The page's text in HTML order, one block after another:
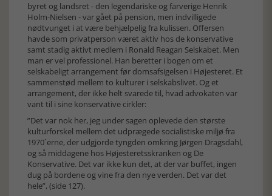
byret og landsret - den legendariske og farverige Henrik
Holm-Nielsen - var gået på pension, men indvilligede
nødtvunget i at være behjælpelig fra kulissen. Offersen
havde som privatperson været aktiv hos de konservative
samt stadig aktivt medlem i Ronald Reagan Selskabet. Men
man er vel professionel. Han beretter i bogen om et
selskabeligt arrangement før domsafsigelsen i Højesteret. Et
sammenstød mellem to kulturer i selskabslivet. Og et
arrangement, der ikke helt svarede til, hvad advokaten var
vant til i sine konservative cirkler:
”Det var nok her, jeg under sagen oplevede den største
kulturforskel mellem det udprægede socialistiske miljø fra
1970´erne, der udgjorde tyngden omkring Jørgen Dragsdahl,
og så middagene hos Højesteretsskranken og De
Konservative. Det var ikke kun det, at der var buffet, ingen
dug på bordene og vine fra den nye verden. Det var det
hele”, (side 127).